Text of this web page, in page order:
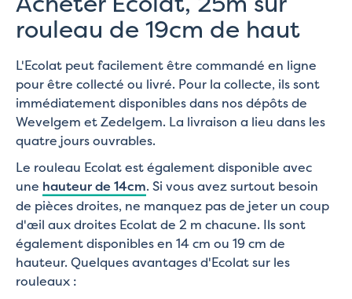
rouleau de 19cm de haut
L'Ecolat peut facilement être commandé en ligne
pour être collecté ou livré. Pour la collecte, ils sont
immédiatement disponibles dans nos dépôts de
Wevelgem et Zedelgem. La livraison a lieu dans les
quatre jours ouvrables.
Le rouleau Ecolat est également disponible avec
une hauteur de 14cm. Si vous avez surtout besoin
de pièces droites, ne manquez pas de jeter un coup
d'œil aux droites Ecolat de 2 m chacune. Ils sont
également disponibles en 14 cm ou 19 cm de
hauteur. Quelques avantages d'Ecolat sur les
rouleaux :